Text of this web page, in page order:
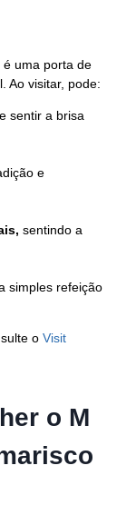
uma porta de
Ao visitar, pode:
e sentir a brisa
e
sentindo a
simples refeição
oVisit
o M